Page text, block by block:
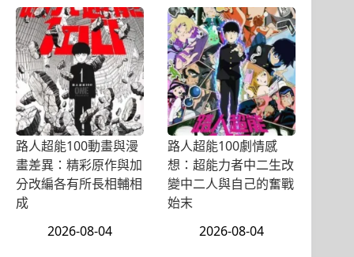
路人超能100動畫與漫
畫差異：精彩原作與加
分改編各有所長相輔相
成
2026-08-04
路人超能100劇情感
想：超能力者中二生改
變中二人與自己的奮戰
始末
2026-08-04